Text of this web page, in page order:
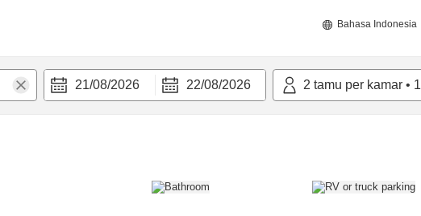
Bahasa Indonesia
21/08/2026 22/08/2026 2 tamu per kamar • 1